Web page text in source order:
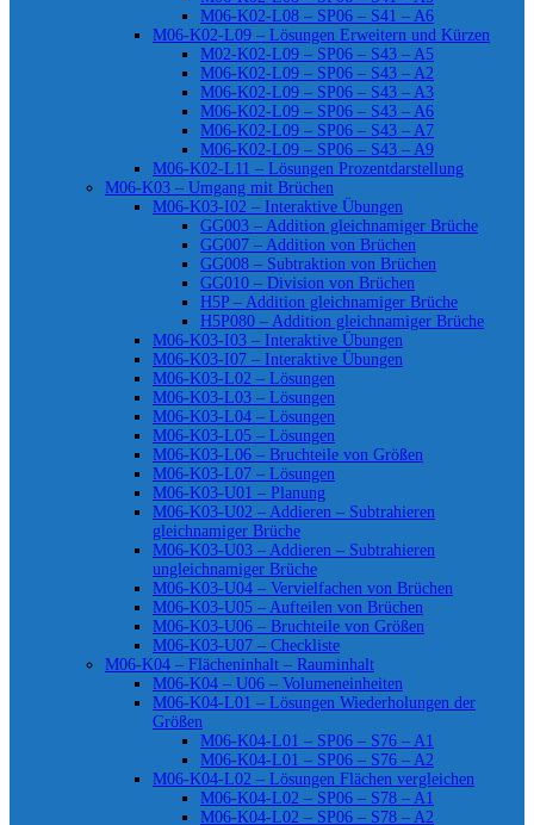
M06-K02-L08 – SP06 – S41 – A6
M06-K02-L09 – Lösungen Erweitern und Kürzen
M02-K02-L09 – SP06 – S43 – A5
M06-K02-L09 – SP06 – S43 – A2
M06-K02-L09 – SP06 – S43 – A3
M06-K02-L09 – SP06 – S43 – A6
M06-K02-L09 – SP06 – S43 – A7
M06-K02-L09 – SP06 – S43 – A9
M06-K02-L11 – Lösungen Prozentdarstellung
M06-K03 – Umgang mit Brüchen
M06-K03-I02 – Interaktive Übungen
GG003 – Addition gleichnamiger Brüche
GG007 – Addition von Brüchen
GG008 – Subtraktion von Brüchen
GG010 – Division von Brüchen
H5P – Addition gleichnamiger Brüche
H5P080 – Addition gleichnamiger Brüche
M06-K03-I03 – Interaktive Übungen
M06-K03-I07 – Interaktive Übungen
M06-K03-L02 – Lösungen
M06-K03-L03 – Lösungen
M06-K03-L04 – Lösungen
M06-K03-L05 – Lösungen
M06-K03-L06 – Bruchteile von Größen
M06-K03-L07 – Lösungen
M06-K03-U01 – Planung
M06-K03-U02 – Addieren – Subtrahieren
gleichnamiger Brüche
M06-K03-U03 – Addieren – Subtrahieren
ungleichnamiger Brüche
M06-K03-U04 – Vervielfachen von Brüchen
M06-K03-U05 – Aufteilen von Brüchen
M06-K03-U06 – Bruchteile von Größen
M06-K03-U07 – Checkliste
M06-K04 – Flächeninhalt – Rauminhalt
M06-K04 – U06 – Volumeneinheiten
M06-K04-L01 – Lösungen Wiederholungen der
Größen
M06-K04-L01 – SP06 – S76 – A1
M06-K04-L01 – SP06 – S76 – A2
M06-K04-L02 – Lösungen Flächen vergleichen
M06-K04-L02 – SP06 – S78 – A1
M06-K04-L02 – SP06 – S78 – A2